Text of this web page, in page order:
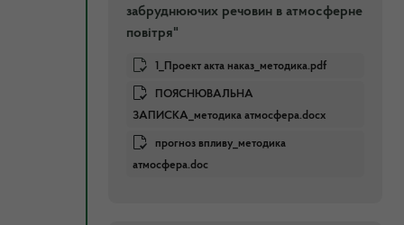
забруднюючих речовин в атмосферне
повітря"
1_Проект акта наказ_методика.pdf
ПОЯСНЮВАЛЬНА
ЗАПИСКА_методика атмосфера.docx
прогноз впливу_методика
атмосфера.doc